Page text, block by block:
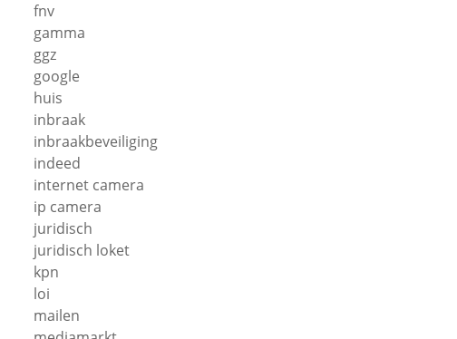
fnv
gamma
ggz
google
huis
inbraak
inbraakbeveiliging
indeed
internet camera
ip camera
juridisch
juridisch loket
kpn
loi
mailen